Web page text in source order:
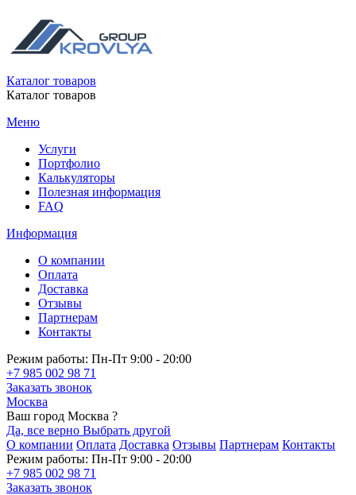
Каталог товаров
Каталог товаров
Меню
Услуги
Портфолио
Калькуляторы
Полезная информация
FAQ
Информация
О компании
Оплата
Доставка
Отзывы
Партнерам
Контакты
Режим работы: Пн-Пт 9:00 - 20:00
+7 985 002 98 71
Заказать звонок
Москва
Ваш город Москва ?
Да, все верно Выбрать другой
О компании Оплата Доставка Отзывы Партнерам Контакты
Режим работы: Пн-Пт 9:00 - 20:00
+7 985 002 98 71
Заказать звонок